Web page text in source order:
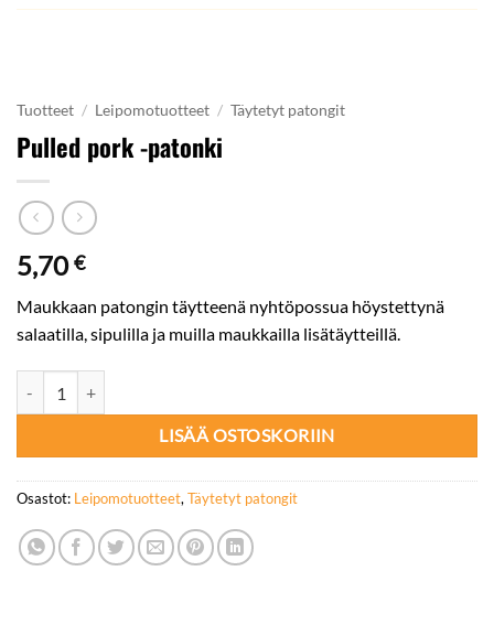
Tuotteet / Leipomotuotteet / Täytetyt patongit
Pulled pork -patonki
5,70€
Maukkaan patongin täytteenä nyhtöpossua höystettynä
salaatilla, sipulilla ja muilla maukkailla lisätäytteillä.
LISÄÄ OSTOSKORIIN
Osastot: Leipomotuotteet, Täytetyt patongit